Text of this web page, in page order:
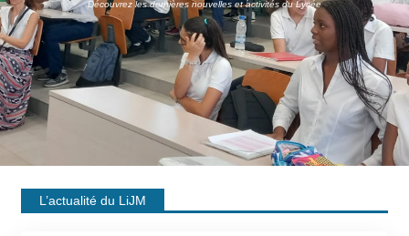
Découvrez les dernières nouvelles et activités du Lycée
L’actualité du LiJM